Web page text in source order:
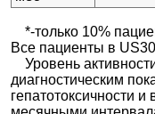
*-только 10%
Все пациенты в
Уровень
диагностическим
гепатотоксичности